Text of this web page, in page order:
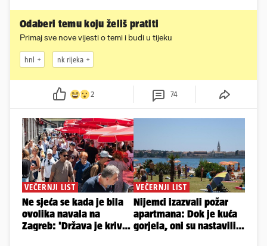
Odaberi temu koju želiš pratiti
Primaj sve nove vijesti o temi i budi u tijeku
hnl nk rijeka
2 74